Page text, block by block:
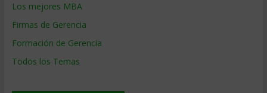
Los mejores MBA
Firmas de Gerencia
Formación de Gerencia
Todos los Temas